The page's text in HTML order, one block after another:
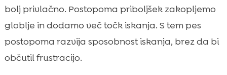
bolj privlačno. Postopoma priboljšek zakopljemo
globlje in dodamo več točk iskanja. S tem pes
postopoma razvija sposobnost iskanja, brez da bi
občutil frustracijo.